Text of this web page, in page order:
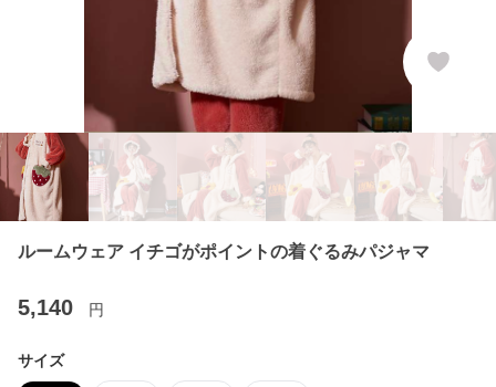
ルームウェア イチゴがポイントの着ぐるみパジャマ
5,140 円
サイズ